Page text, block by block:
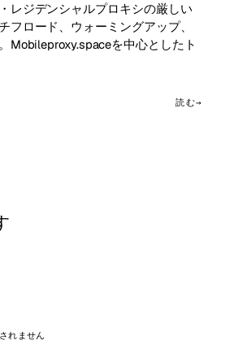
レジデンシャルプロキシの厳しい
フロード、ウォーミングアップ、
Mobileproxy.spaceを中心としたト
読む
れません